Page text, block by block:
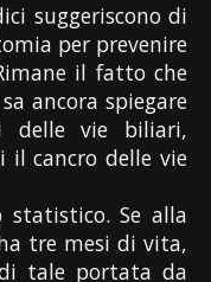
suggeriscono di
per prevenire
il fatto che
ancora spiegare
delle vie biliari,
il cancro delle vie
Se alla
tre mesi di vita,
tale portata da